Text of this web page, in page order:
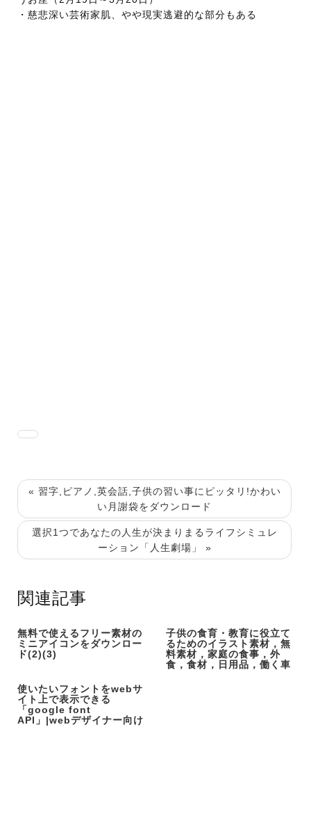
・慈悲深い芸術家肌、やや現実逃避的な部分もある
« 習字,ピアノ,英会話,子供の習い事にピッタリ!かわい
い月謝袋をダウンロード
選択1つであなたの人生が決まりまるライフシミュレ
ーション「人生劇場」 »
関連記事
無料で使えるフリー素材の
ミニアイコンをダウンロー
ド(2)(3)
子供の食育・教育に役立て
るためのイラスト素材，無
料素材，家庭の食事，外
食，食材，日用品，働く車
使いたいフォントをwebサ
イト上で表示できる
「google font
API」|webデザイナー向け